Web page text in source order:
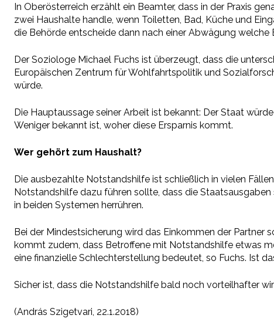
In Oberösterreich erzählt ein Beamter, dass in der Praxis
zwei Haushalte handle, wenn Toiletten, Bad, Küche und
die Behörde entscheide dann nach einer Abwägung
Der Soziologe Michael Fuchs ist überzeugt, dass die
Europäischen Zentrum für Wohlfahrtspolitik und
würde.
Die Hauptaussage seiner Arbeit ist bekannt: Der Staat
Weniger bekannt ist, woher diese Ersparnis kommt.
Wer gehört zum Haushalt?
Die ausbezahlte Notstandshilfe ist schließlich in vielen
Notstandshilfe dazu führen sollte, dass die
in beiden Systemen herrühren.
Bei der Mindestsicherung wird das Einkommen der Partner
kommt zudem, dass Betroffene mit Notstandshilfe etwas
eine finanzielle Schlechterstellung bedeutet, so Fuchs. Ist
Sicher ist, dass die Notstandshilfe bald noch vorteilhafter
(András Szigetvari, 22.1.2018)